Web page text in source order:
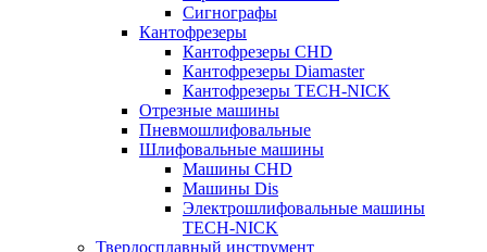
Сигнографы
Кантофрезеры
Кантофрезеры CHD
Кантофрезеры Diamaster
Кантофрезеры TECH-NICK
Отрезные машины
Пневмошлифовальные
Шлифовальные машины
Машины CHD
Машины Dis
Электрошлифовальные машины
TECH-NICK
Твердосплавный инструмент